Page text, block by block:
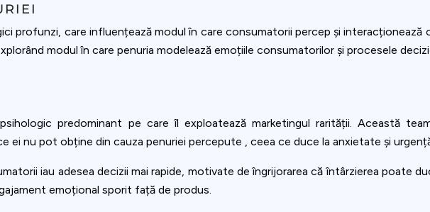
profunzi, care influențează modul în care consumatorii percep și interacționează
modul în care penuria modelează emoțiile consumatorilor și procesele
predominant pe care îl exploatează marketingul rarității. Această
ei nu pot obține din cauza penuriei percepute , ceea ce duce la anxietate și
iau adesea decizii mai rapide, motivate de îngrijorarea că întârzierea poate
emoțional sporit față de produs.